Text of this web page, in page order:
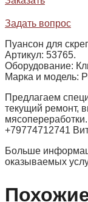
Задать вопрос
Пуансон для
Артикул: 53765.
Оборудование:
Марка и модель:
Предлагаем
текущий ремонт,
+79774712741
Больше
оказываемых